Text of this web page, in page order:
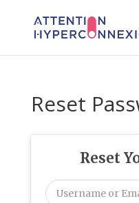
Reset
Reset